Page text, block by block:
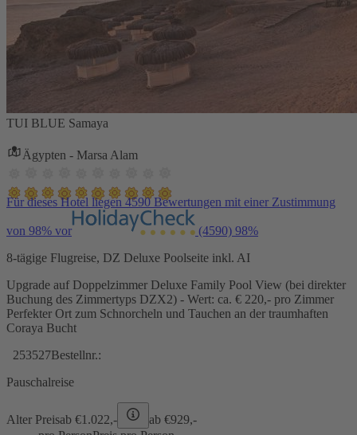
TUI BLUE Samaya
Ägypten - Marsa Alam
Für dieses Hotel liegen 4590 Bewertungen mit einer Zustimmung
von 98% vor (4590) 98%
8-tägige Flugreise, DZ Deluxe Poolseite inkl. AI
Upgrade auf Doppelzimmer Deluxe Family Pool View (bei direkter
Buchung des Zimmertyps DZX2) - Wert: ca. € 220,- pro Zimmer
Perfekter Ort zum Schnorcheln und Tauchen an der traumhaften
Coraya Bucht
253527Bestellnr.:
Pauschalreise
Alter Preisab €1.022,- ab €929,-